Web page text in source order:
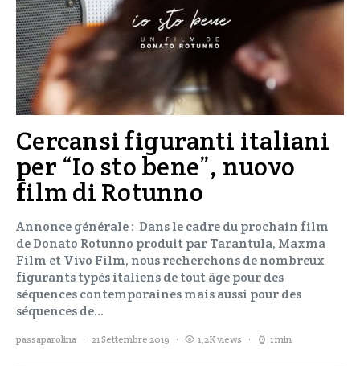
Cercansi figuranti italiani
per “Io sto bene”, nuovo
film di Rotunno
Annonce générale : Dans le cadre du prochain film
de Donato Rotunno produit par Tarantula, Maxma
Film et Vivo Film, nous recherchons de nombreux
figurants typés italiens de tout âge pour des
séquences contemporaines mais aussi pour des
séquences de…
passaparolina 21 Settembre 2019 1,2K views 1 min